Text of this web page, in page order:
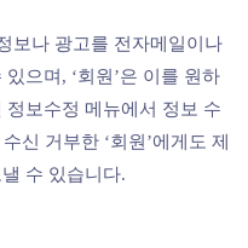
보나 광고를 전자메일이나
으며, ‘회원’은 이를 원하
보수정 메뉴에서 정보 수
신 거부한 ‘회원’에게도 제
수 있습니다.